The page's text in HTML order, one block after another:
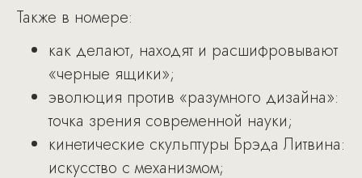
Также в номере:
как делают, находят и расшифровывают
«черные ящики»;
эволюция против «разумного дизайна»:
точка зрения современной науки;
кинетические скульптуры Брэда Литвина:
искусство с механизмом;